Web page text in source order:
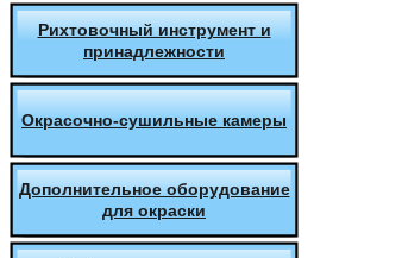
Рихтовочный инструмент и
принадлежности
Окрасочно-сушильные камеры
Дополнительное оборудование
для окраски